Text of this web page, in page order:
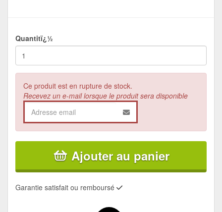
Quantitï¿½
Ce produit est en rupture de stock.
Recevez un e-mail lorsque le produit sera disponible
Ajouter au panier
Garantie satisfait ou remboursé